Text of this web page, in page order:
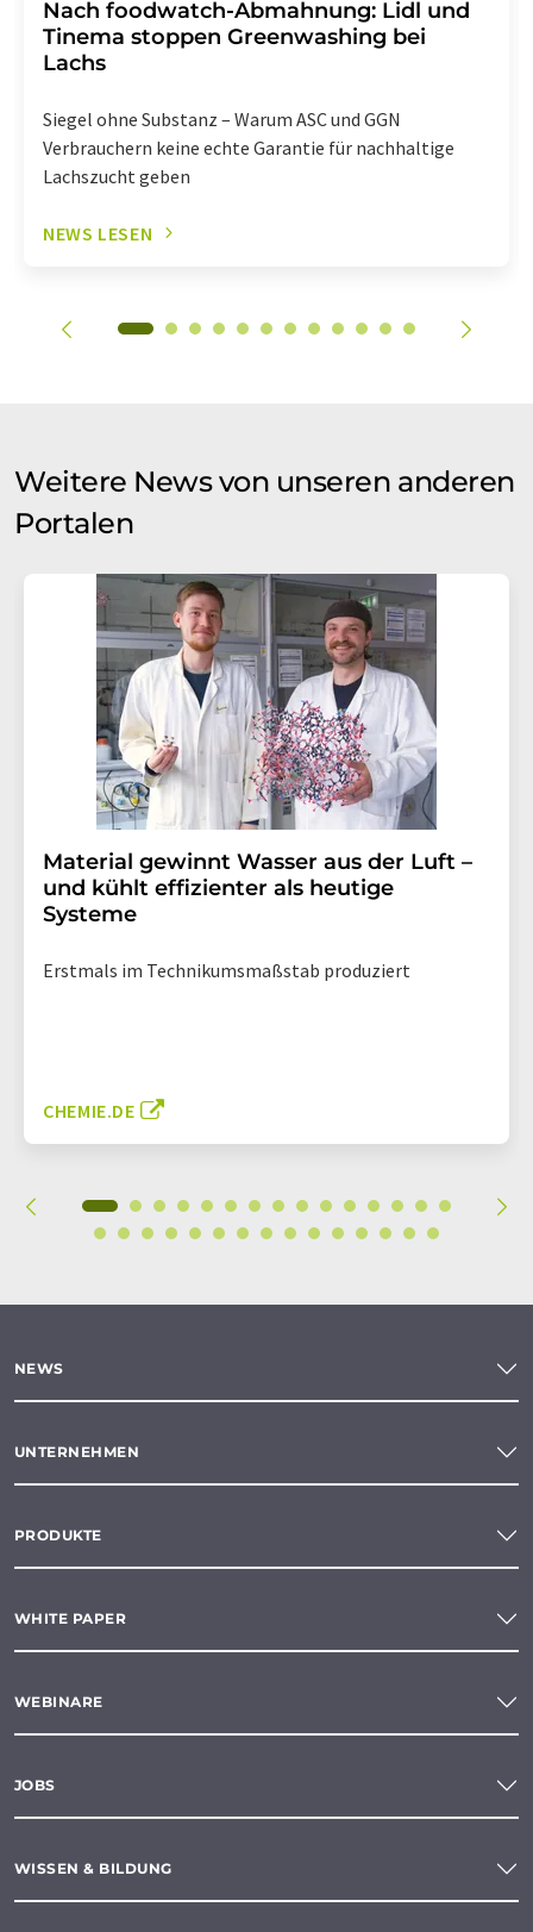
Nach foodwatch-Abmahnung: Lidl und
Tinema stoppen Greenwashing bei
Lachs
Siegel ohne Substanz – Warum ASC und GGN
Verbrauchern keine echte Garantie für nachhaltige
Lachszucht geben
NEWS LESEN
Weitere News von unseren anderen
Portalen
Material gewinnt Wasser aus der Luft –
und kühlt effizienter als heutige
Systeme
Erstmals im Technikumsmaßstab produziert
CHEMIE.DE
NEWS
UNTERNEHMEN
PRODUKTE
WHITE PAPER
WEBINARE
JOBS
WISSEN & BILDUNG